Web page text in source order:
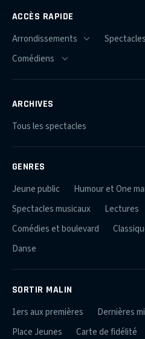
ACCÈS RAPIDE
ARCHIVES
Tous les spectacles
GENRES
Jeune public
Humour et One
Spectacles musicaux
Lectures
Comédies et boulevard
Danse
SORTIR MALIN
1ers aux premières Dernières
Place Jeunes
Carte de fidélité